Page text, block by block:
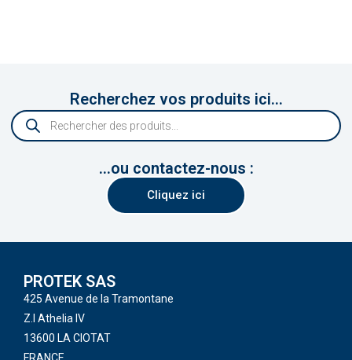
Recherchez vos produits ici...
...ou contactez-nous :
Cliquez ici
PROTEK SAS
425 Avenue de la Tramontane
Z.I Athelia IV
13600 LA CIOTAT